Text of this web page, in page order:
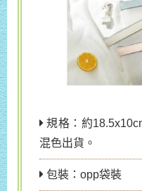
規格：約
混色出貨。
包裝：opp袋裝